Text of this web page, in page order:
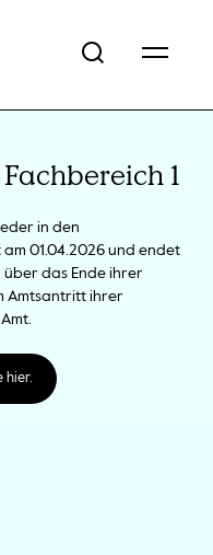
Fachbereich 1
in den
am 01.04.2026 und endet
über das Ende ihrer
Amtsantritt ihrer
hier.